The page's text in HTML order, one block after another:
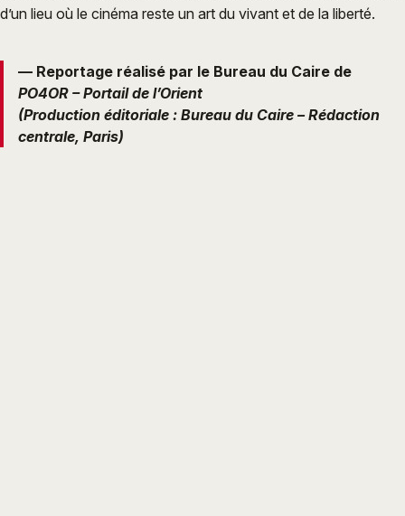
d’un lieu où le cinéma reste un art du vivant et de la liberté.
— Reportage réalisé par le Bureau du Caire de
PO4OR – Portail de l’Orient
(Production éditoriale : Bureau du Caire – Rédaction
centrale, Paris)